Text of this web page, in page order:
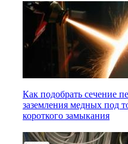
Как подобрать сечение
заземления медных под
короткого замыкания